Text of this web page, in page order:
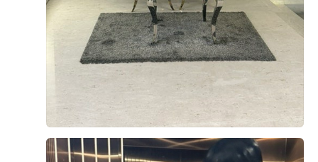
저리가라 음식에 진심인 예비신랑까지도 음식 맛있다며 칭
찬했네요ㅎㅎ 무엇보다 회,스시담당 주방장님과 모든 요리
해주시는 주방분들이 너무 친절하시고 음식에 정성인게 보
여서 기분 좋게 먹었네요ㅎㅎ 평생에 한번인 결혼식에 와
주시는 가족들,친척들,친구들에게 기분좋게 맛있는 음식
대접할수있어서 참고마운 웨딩홀이라 느꼈네요.여기서 식
사한번 한뒤로 결혼준비하는 동생들에게 저도모르게 추천
하고다녀욬ㅋㅋㅋㅋ결혼식장 잘잡아서 기쁩니당🩷🩷😆
😆
후기가 도움이 되었나요?
안성열, 김현주
2026-05-05 89명 읽음 + 네이버플레이스